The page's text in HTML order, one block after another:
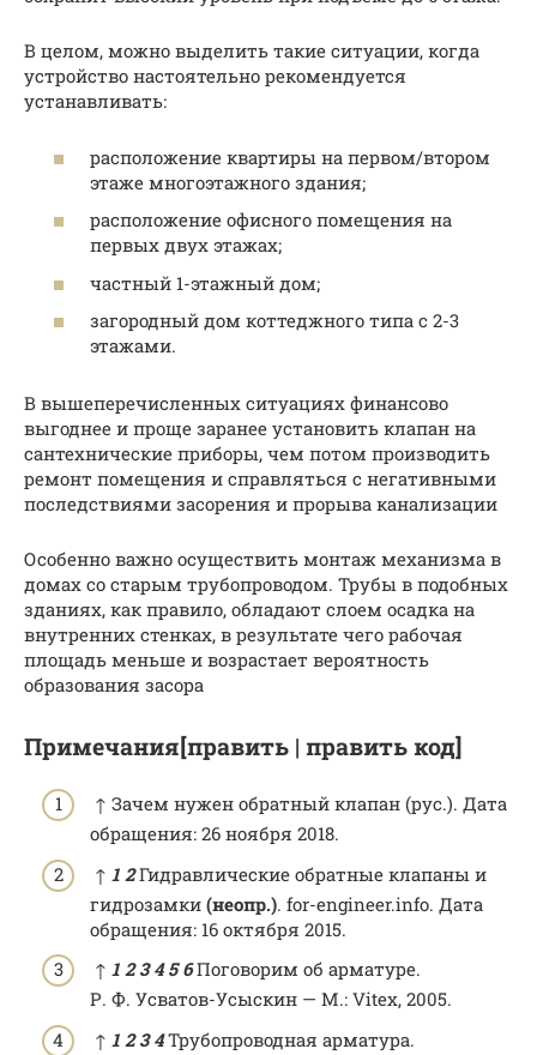
В целом, можно выделить такие ситуации, когда
устройство настоятельно рекомендуется
устанавливать:
расположение квартиры на первом/втором
этаже многоэтажного здания;
расположение офисного помещения на
первых двух этажах;
частный 1-этажный дом;
загородный дом коттеджного типа с 2-3
этажами.
В вышеперечисленных ситуациях финансово
выгоднее и проще заранее установить клапан на
сантехнические приборы, чем потом производить
ремонт помещения и справляться с негативными
последствиями засорения и прорыва канализации
Особенно важно осуществить монтаж механизма в
домах со старым трубопроводом. Трубы в подобных
зданиях, как правило, обладают слоем осадка на
внутренних стенках, в результате чего рабочая
площадь меньше и возрастает вероятность
образования засора
Примечания[править | править код]
↑ Зачем нужен обратный клапан (рус.). Дата
обращения: 26 ноября 2018.
↑ 1 2Гидравлические обратные клапаны и
гидрозамки (неопр.). for-engineer.info. Дата
обращения: 16 октября 2015.
↑ 1 2 3 4 5 6Поговорим об арматуре.
Р. Ф. Усватов-Усыскин — М.: Vitex, 2005.
↑ 1 2 3 4Трубопроводная арматура.